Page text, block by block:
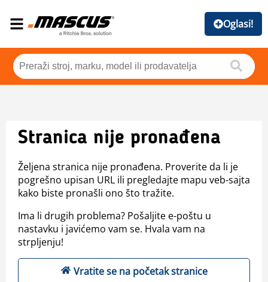
Oglasi!
Stranica nije pronađena
Željena stranica nije pronađena. Proverite da li je
pogrešno upisan URL ili pregledajte mapu veb-sajta
kako biste pronašli ono što tražite.
Ima li drugih problema? Pošaljite e-poštu u
nastavku i javićemo vam se. Hvala vam na
strpljenju!
Vratite se na početak stranice